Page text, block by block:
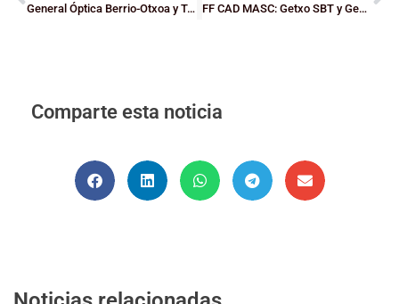
General Óptica Berrio-Otxoa y Tabirako Baqué, los favoritos en las Fases Finales Junior FF CAD MASC: Getxo SBT y General Óptica Berrio Otxoa, a la final
Comparte esta noticia